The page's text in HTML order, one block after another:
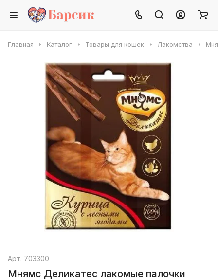
Главная Каталог Товары для кошек Лакомства
Арт. 703300
Мнямс Деликатес лакомые палочки